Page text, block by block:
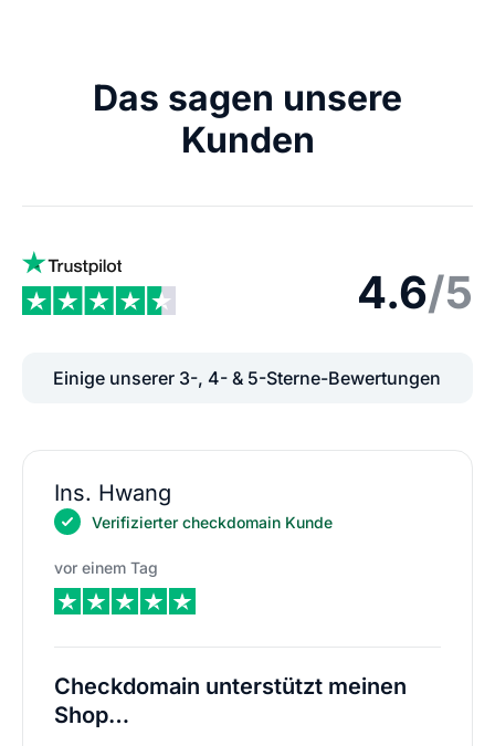
Das sagen unsere
Kunden
4.6/5
Einige unserer 3-, 4- & 5-Sterne-Bewertungen
Ins. Hwang
Verifizierter checkdomain Kunde
vor einem Tag
Checkdomain unterstützt meinen
Shop…